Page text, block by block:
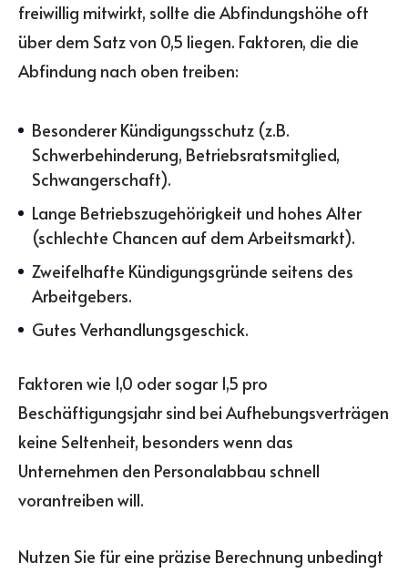
freiwillig mitwirkt, sollte die Abfindungshöhe oft
über dem Satz von 0,5 liegen. Faktoren, die die
Abfindung nach oben treiben:
Besonderer Kündigungsschutz (z.B.
Schwerbehinderung, Betriebsratsmitglied,
Schwangerschaft).
Lange Betriebszugehörigkeit und hohes Alter
(schlechte Chancen auf dem Arbeitsmarkt).
Zweifelhafte Kündigungsgründe seitens des
Arbeitgebers.
Gutes Verhandlungsgeschick.
Faktoren wie 1,0 oder sogar 1,5 pro
Beschäftigungsjahr sind bei Aufhebungsverträgen
keine Seltenheit, besonders wenn das
Unternehmen den Personalabbau schnell
vorantreiben will.
Nutzen Sie für eine präzise Berechnung unbedingt